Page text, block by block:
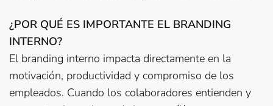
¿POR QUÉ ES IMPORTANTE EL BRANDING
INTERNO?
El branding interno impacta directamente en la
motivación, productividad y compromiso de los
empleados. Cuando los colaboradores entienden y